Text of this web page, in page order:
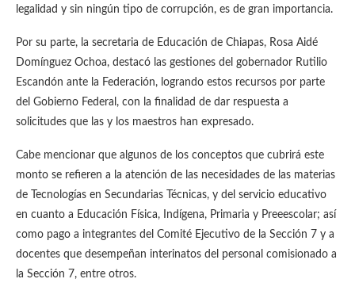
legalidad y sin ningún tipo de corrupción, es de gran importancia.
Por su parte, la secretaria de Educación de Chiapas, Rosa Aidé
Domínguez Ochoa, destacó las gestiones del gobernador Rutilio
Escandón ante la Federación, logrando estos recursos por parte
del Gobierno Federal, con la finalidad de dar respuesta a
solicitudes que las y los maestros han expresado.
Cabe mencionar que algunos de los conceptos que cubrirá este
monto se refieren a la atención de las necesidades de las materias
de Tecnologías en Secundarias Técnicas, y del servicio educativo
en cuanto a Educación Física, Indígena, Primaria y Preeescolar; así
como pago a integrantes del Comité Ejecutivo de la Sección 7 y a
docentes que desempeñan interinatos del personal comisionado a
la Sección 7, entre otros.